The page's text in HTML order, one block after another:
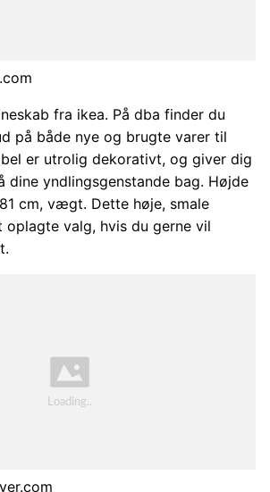
fra ikea. På dba finder du
på både nye og brugte varer til
er utrolig dekorativt, og giver dig
dine yndlingsgenstande bag. Højde
cm, vægt. Dette høje, smale
oplagte valg, hvis du gerne vil